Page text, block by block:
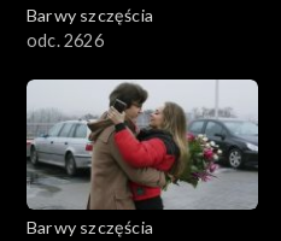
Barwy szczęścia
odc. 2626
Barwy szczęścia